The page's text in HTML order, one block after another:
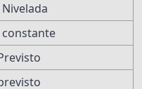
constante